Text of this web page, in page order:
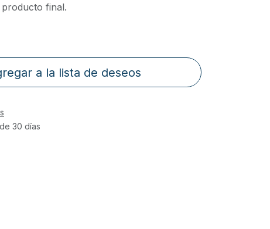
final.
a la lista de deseos
30 días